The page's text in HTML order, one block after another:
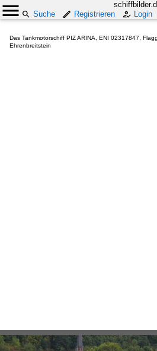
Suche
Registrieren Login
Das Tankmotorschiff PIZ ARINA, ENI 02317847,
Ehrenbreitstein